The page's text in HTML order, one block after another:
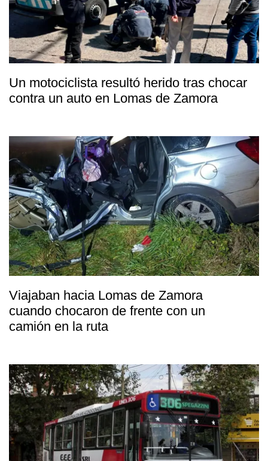
Un motociclista resultó herido tras chocar
contra un auto en Lomas de Zamora
Viajaban hacia Lomas de Zamora
cuando chocaron de frente con un
camión en la ruta